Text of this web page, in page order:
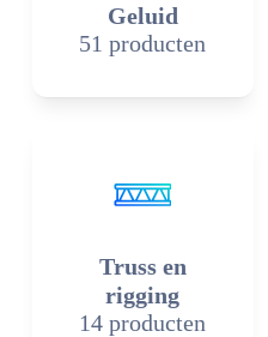
Geluid
51 producten
Truss en
rigging
14 producten